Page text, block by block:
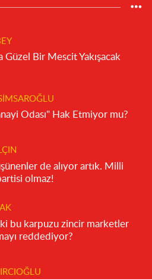
Güzel Bir Mescit Yakışacak
Odası" Hak Etmiyor mu?
de alıyor artık. Milli
olmaz!
bu karpuzu zincir marketler
reddediyor?